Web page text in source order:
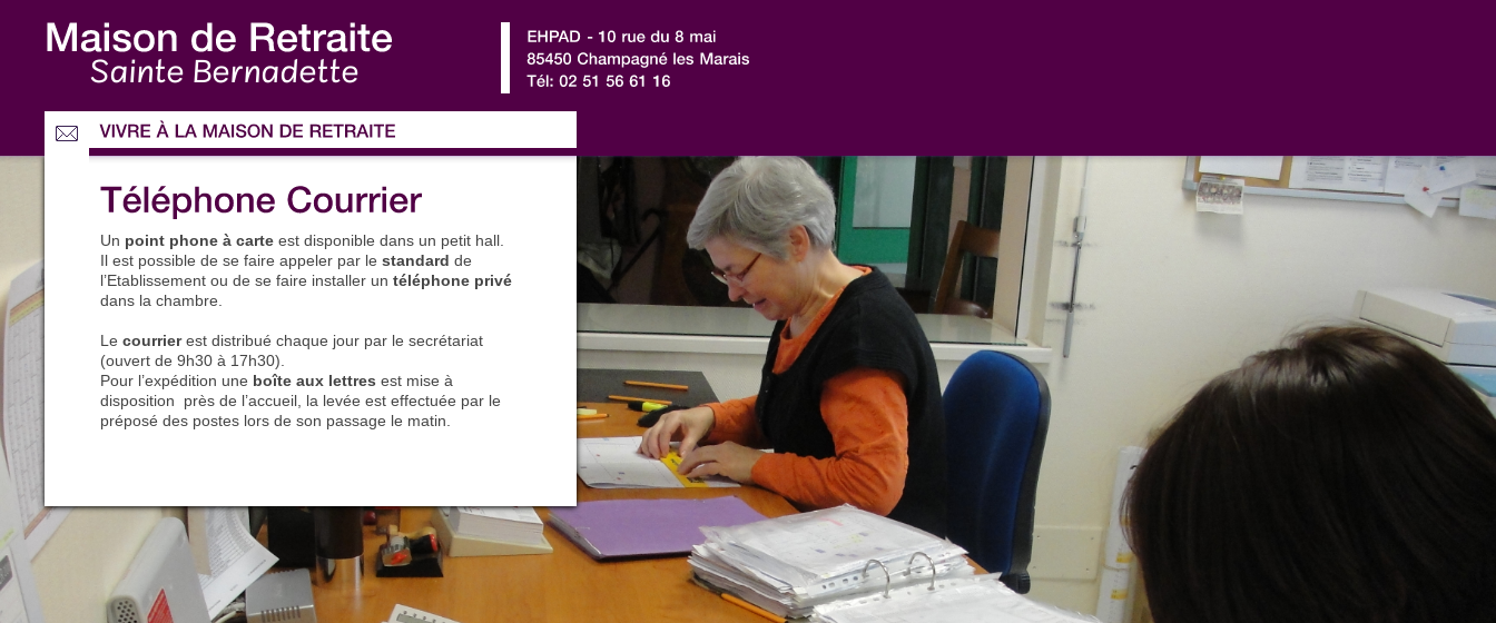
Sainte Bernadette
Un point phone à carte est disponible dans un petit hall.
Il est possible de se faire appeler par le standard de
l’Etablissement ou de se faire installer un téléphone privé
dans la chambre.
Le courrierest distribué chaque jour par le secrétariat
(ouvert de 9h30 à 17h30).
Pour l’expédition une boîte aux lettres est mise à
disposition près de l’accueil, la levée est effectuée par le
préposé des postes lors de son passage le matin.